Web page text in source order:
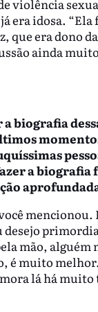
era idosa. “Ela
que era dono da
ainda
biografia
a
mão, alguém
é muito
lá há